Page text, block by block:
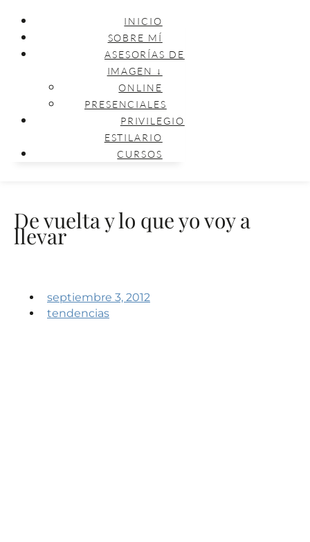
INICIO
SOBRE MÍ
ASESORÍAS DE
IMAGEN ↓
ONLINE
PRESENCIALES
PRIVILEGIO
ESTILARIO
CURSOS
De vuelta y lo que yo voy a
llevar
septiembre 3, 2012
tendencias